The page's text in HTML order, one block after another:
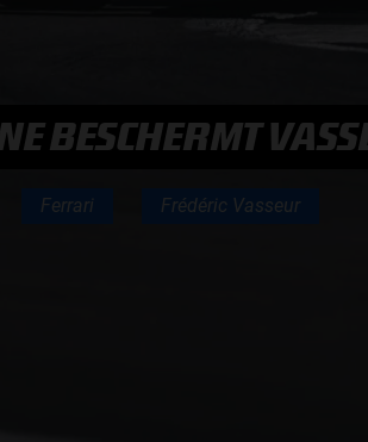
BESCHERMT
Ferrari Frédéric Vasseur
RACE